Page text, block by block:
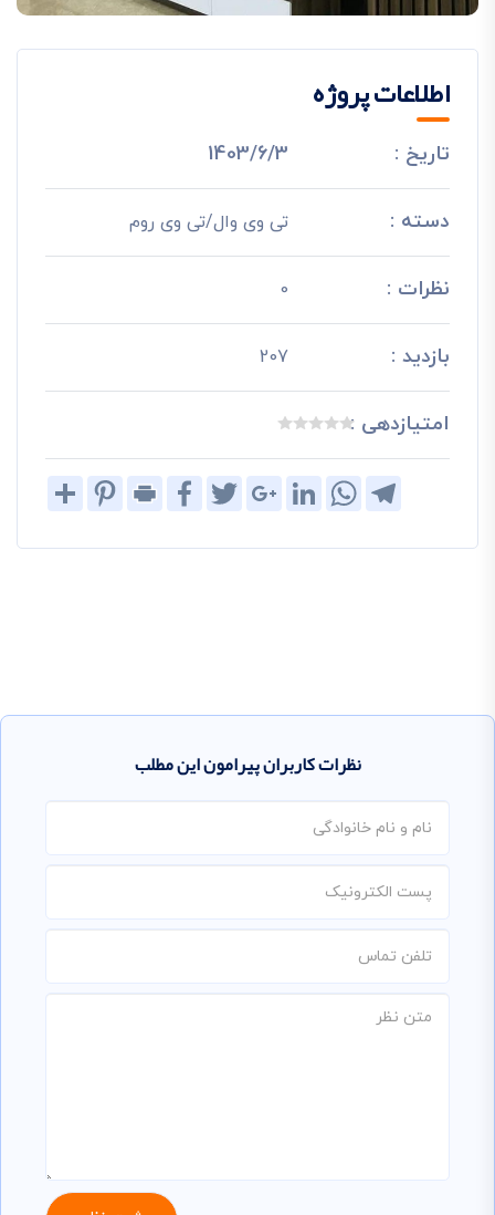
اطلاعات پروژه
تاریخ : 1403/6/3
دسته : تی وی وال/تی وی روم
نظرات : 0
بازدید : 207
امتیازدهی :
Share
PinterestPrint
FacebookTwitterGoogle+LinkedIn
WhatsAppTelegram
نظرات کاربران پیرامون این مطلب